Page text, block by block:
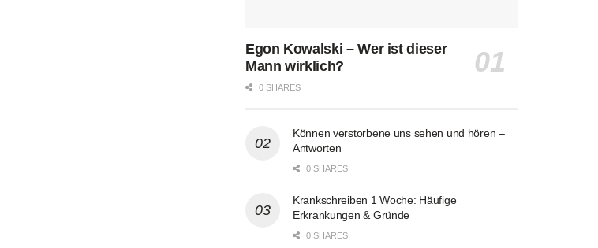
Egon Kowalski – Wer ist dieser
Mann wirklich?
0 SHARES
Können verstorbene uns sehen und hören –
Antworten
0 SHARES
Krankschreiben 1 Woche: Häufige
Erkrankungen & Gründe
0 SHARES